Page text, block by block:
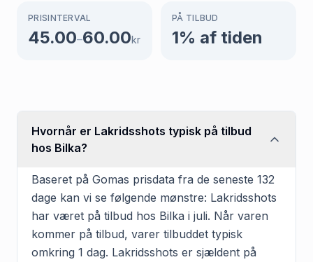
PRISINTERVAL
45.00–60.00kr
PÅ TILBUD
1% af tiden
Hvornår er Lakridsshots typisk på tilbud
hos Bilka?
Baseret på Gomas prisdata fra de seneste 132
dage kan vi se følgende mønstre: Lakridsshots
har været på tilbud hos Bilka i juli. Når varen
kommer på tilbud, varer tilbuddet typisk
omkring 1 dag. Lakridsshots er sjældent på